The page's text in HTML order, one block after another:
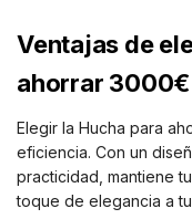
Ventajas de
ahorrar 3000€
Elegir la Hucha para
eficiencia. Con un
practicidad, mantiene
toque de elegancia a